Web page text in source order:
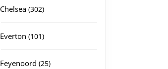
producten
Chelsea 302302
Everton 101101
Feyenoord 2525